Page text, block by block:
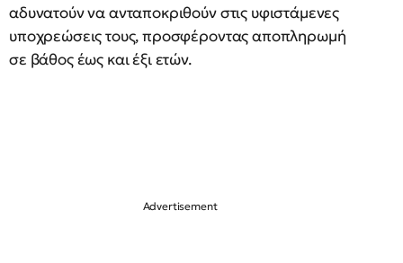
αδυνατούν να ανταποκριθούν στις υφιστάμενες
υποχρεώσεις τους, προσφέροντας αποπληρωμή
σε βάθος έως και έξι ετών.